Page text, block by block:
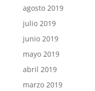
agosto 2019
julio 2019
junio 2019
mayo 2019
abril 2019
marzo 2019